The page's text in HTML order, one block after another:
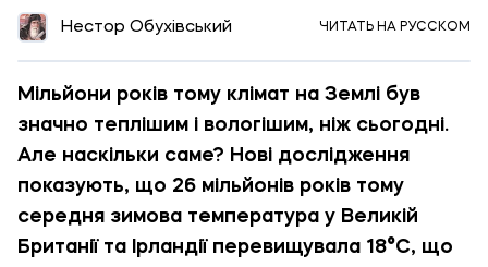
Нестор Обухівський ЧИТАТЬ НА РУССКОМ
Мільйони років тому клімат на Землі був
значно теплішим і вологішим, ніж сьогодні.
Але наскільки саме? Нові дослідження
показують, що 26 мільйонів років тому
середня зимова температура у Великій
Британії та Ірландії перевищувала 18°C, що